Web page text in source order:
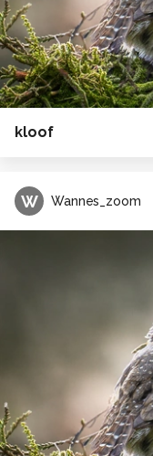
kloof
W Wannes_zoom